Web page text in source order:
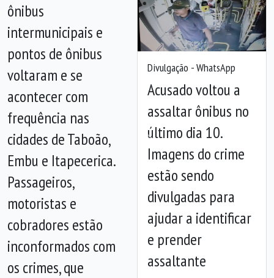
Divulgação - WhatsApp
Acusado voltou a
assaltar ônibus no
último dia 10.
Imagens do crime
estão sendo
divulgadas para
ajudar a identificar
e prender
assaltante
Anterior
ônibus
intermunicipais e
pontos de ônibus
voltaram e se
acontecer com
frequência nas
cidades de Taboão,
Embu e Itapecerica.
Passageiros,
motoristas e
cobradores estão
inconformados com
os crimes, que